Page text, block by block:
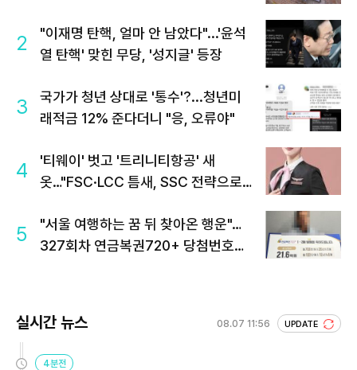
2
"이재명 탄핵, 얼마 안 남았다"...'윤석
열 탄핵' 맞힌 무당, '성지글' 등장
3
국가가 청년 상대로 '통수'?...청년미
래적금 12% 준다더니 "응, 오류야"
4
'티웨이' 벗고 '트리니티항공' 새
옷…"FSC·LCC 틈새, SSC 전략으로
5
"서울 여행하는 꿈 뒤 찾아온 행운"…
327회차 연금복권720+ 당첨번호조
실시간 뉴스 08.07 11:56 UPDATE
4분전